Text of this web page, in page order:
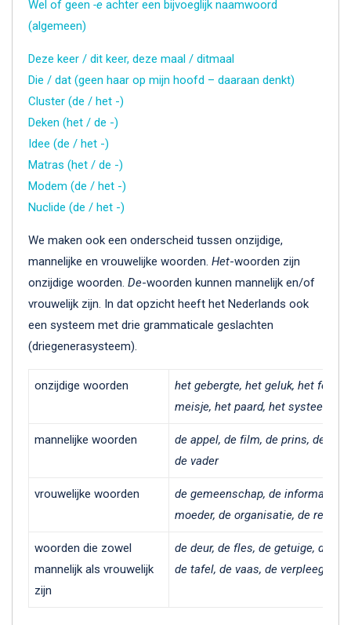
Wel of geen -e achter een bijvoeglijk naamwoord
(algemeen)
Deze keer / dit keer, deze maal / ditmaal
Die / dat (geen haar op mijn hoofd – daaraan denkt)
Cluster (de / het -)
Deken (het / de -)
Idee (de / het -)
Matras (het / de -)
Modem (de / het -)
Nuclide (de / het -)
We maken ook een onderscheid tussen onzijdige,
mannelijke en vrouwelijke woorden. Het-woorden zijn
onzijdige woorden. De-woorden kunnen mannelijk en/of
vrouwelijk zijn. In dat opzicht heeft het Nederlands ook
een systeem met drie grammaticale geslachten
(driegenerasysteem).
onzijdige woorden
het gebergte, het geluk, het
meisje, het paard, het systeem,
mannelijke woorden
de appel, de film, de prins, de
de vader
vrouwelijke woorden
de gemeenschap, de informatie,
moeder, de organisatie, de
woorden die zowel
mannelijk als vrouwelijk
zijn
de deur, de fles, de getuige, de
de tafel, de vaas, de